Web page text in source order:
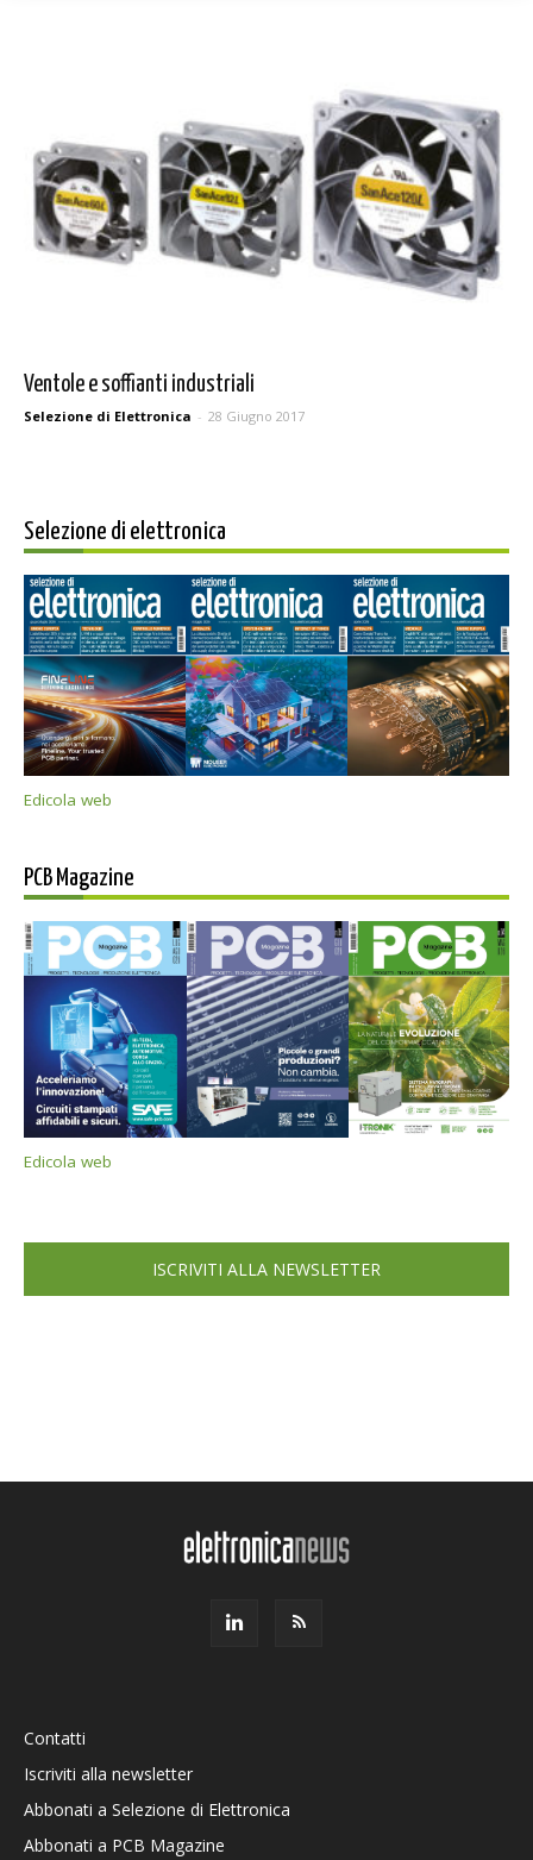
Ventole e soffianti industriali
Selezione di Elettronica - 28 Giugno 2017
Selezione di elettronica
Edicola web
PCB Magazine
Edicola web
ISCRIVITI ALLA NEWSLETTER
Contatti
Iscriviti alla newsletter
Abbonati a Selezione di Elettronica
Abbonati a PCB Magazine